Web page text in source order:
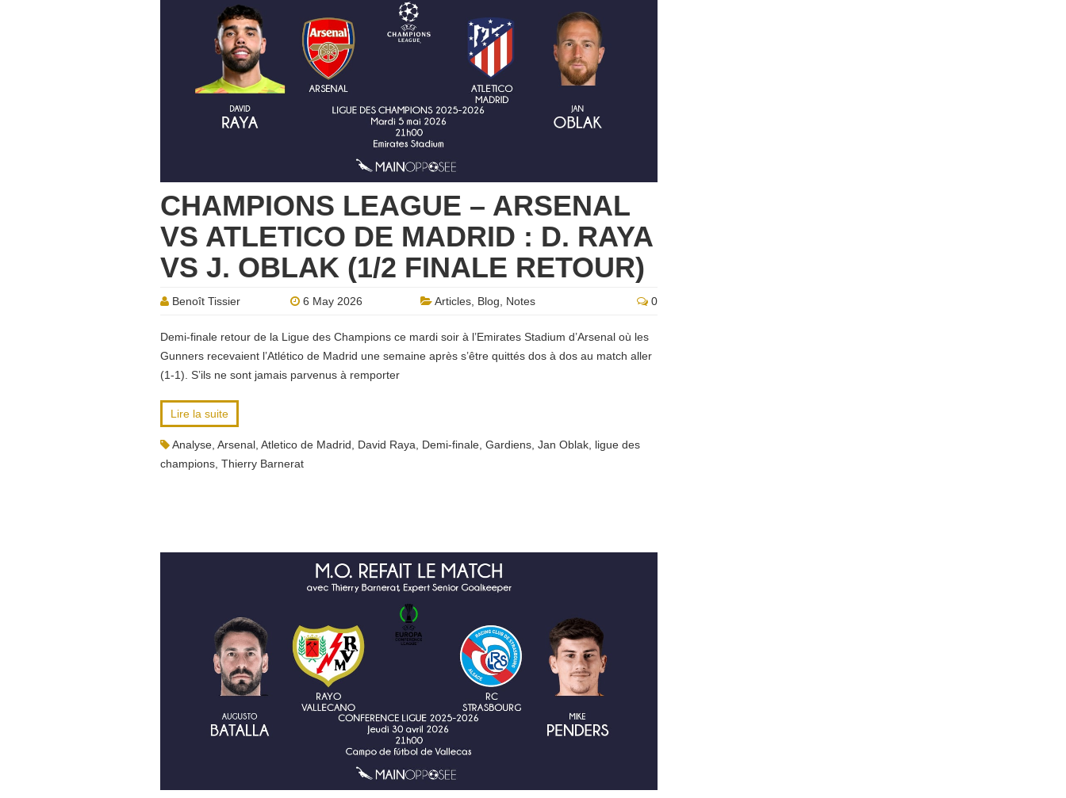
CHAMPIONS LEAGUE – ARSENAL
VS ATLETICO DE MADRID : D. RAYA
VS J. OBLAK (1/2 FINALE RETOUR)
Benoît Tissier 6 May 2026 Articles Blog Notes 0
Demi-finale retour de la Ligue des Champions ce mardi soir à l’Emirates Stadium d’Arsenal où les
Gunners recevaient l’Atlético de Madrid une semaine après s’être quittés dos à dos au match aller
(1-1). S’ils ne sont jamais parvenus à remporter
Lire la suite
Analyse Arsenal Atletico de Madrid David Raya Demi-finale Gardiens Jan Oblak ligue des
champions Thierry Barnerat